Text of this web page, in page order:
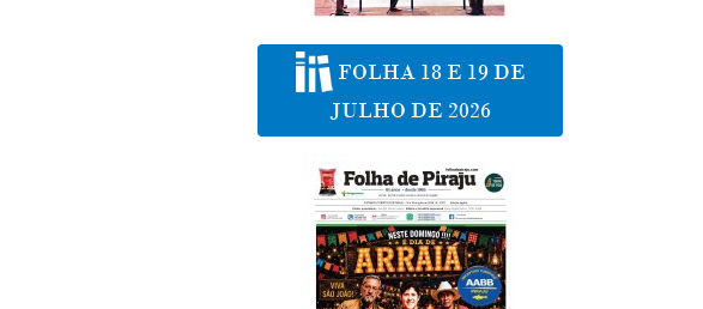
FOLHA 18 E 19 DE
JULHO DE 2026